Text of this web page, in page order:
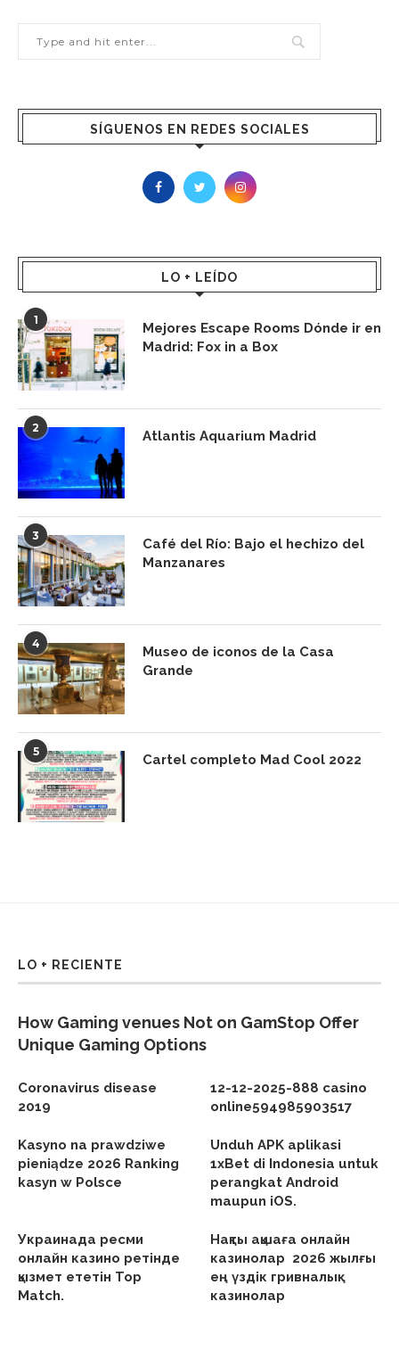
SÍGUENOS EN REDES SOCIALES
LO + LEÍDO
1
Mejores Escape Rooms Dónde ir en
Madrid: Fox in a Box
2
Atlantis Aquarium Madrid
3
Café del Río: Bajo el hechizo del
Manzanares
4
Museo de iconos de la Casa
Grande
5
Cartel completo Mad Cool 2022
LO + RECIENTE
How Gaming venues Not on GamStop Offer
Unique Gaming Options
Coronavirus disease
2019
12-12-2025-888 casino
online594985903517
Kasyno na prawdziwe
pieniądze 2026 Ranking
kasyn w Polsce
Unduh APK aplikasi
1xBet di Indonesia untuk
perangkat Android
maupun iOS.
Украинада ресми
онлайн казино ретінде
қызмет ететін Top
Match.
Нақты ақшаға онлайн
казинолар ︎ 2026 жылғы
ең үздік гривналық
казинолар